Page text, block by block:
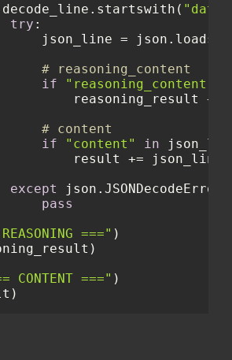
decode_line.startswith(
try :
json_line =
# reasoning_content
if
"reasoning_content"
reasoning_result +=
# content
if
"content" in
result += json_line[
except
json.JSONDecodeError:
pass
==="
CONTENT ==="